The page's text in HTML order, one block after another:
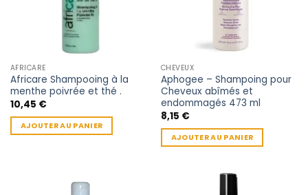
AFRICARE
Africare Shampooing à la
menthe poivrée et thé .
10,45 €
AJOUTER AU PANIER
CHEVEUX
Aphogee – Shampoing pour
Cheveux abîmés et
endommagés 473 ml
8,15 €
AJOUTER AU PANIER